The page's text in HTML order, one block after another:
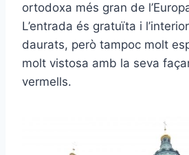
ortodoxa més gran de
L’entrada és gratuïta i
daurats, però tampoc molt
molt vistosa amb la seva
vermells.